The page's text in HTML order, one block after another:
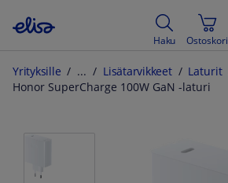
Haku Ostoskori
Yrityksille Lisätarvikkeet
Laturit
Honor SuperCharge 100W GaN -laturi